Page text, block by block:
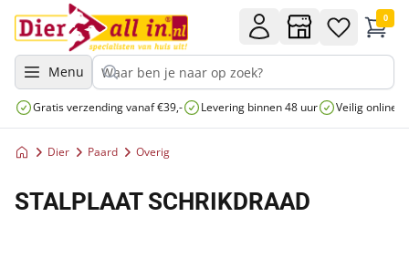
Menu
0
Gratis verzending vanaf €39,- Levering binnen 48 uur Veilig online
Dier Paard Overig
STALPLAAT SCHRIKDRAAD